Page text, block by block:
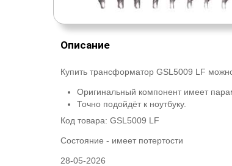
Описание
Купить трансформатор GSL5009 LF
Оригинальный компонент имеет
Точно подойдёт к ноутбуку.
Код товара: GSL5009 LF
Состояние - имеет потертости
28-05-2026